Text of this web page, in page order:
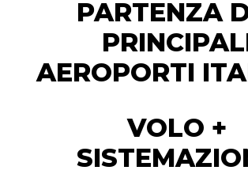
PARTENZA
AEROPORTI
VOLO +